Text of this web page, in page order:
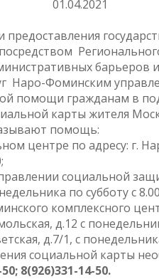
01.04.2021
барьеров
Наро-Фоминским
помощи гражданам в
карты жителя
помощь:
центре по адресу: г.
социальной
по субботу с
комплексного
д.12 с
д.7/1, с
социальной карты
8(926)331-14-50.